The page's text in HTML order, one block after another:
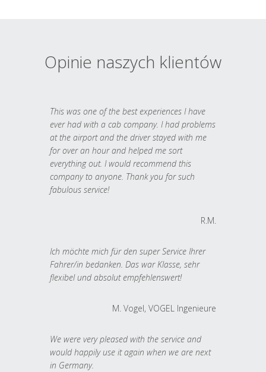
Opinie naszych klientów
This was one of the best experiences I have
ever had with a cab company. I had problems
at the airport and the driver stayed with me
for over an hour and helped me sort
everything out. I would recommend this
company to anyone. Thank you for such
fabulous service!
R.M.
Ich möchte mich für den super Service Ihrer
Fahrer/in bedanken. Das war Klasse, sehr
flexibel und absolut empfehlenswert!
M. Vogel, VOGEL Ingenieure
We were very pleased with the service and
would happily use it again when we are next
in Germany.